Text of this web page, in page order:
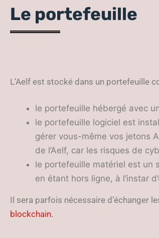
Le portefeuille
L’Aelf est stocké dans un portefeuille
le portefeuille hébergé avec
le portefeuille logiciel est
gérer vous-même vos jetons
de l’Aelf, car les risques de
le portefeuille matériel est un
en étant hors ligne, à l’instar
Il sera parfois nécessaire d’échanger
blockchain.